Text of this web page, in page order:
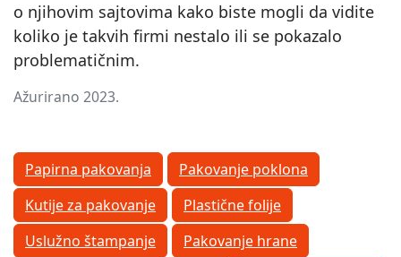
o njihovim sajtovima kako biste mogli da vidite
koliko je takvih firmi nestalo ili se pokazalo
problematičnim.
Ažurirano 2023.
Papirna pakovanja
Pakovanje poklona
Kutije za pakovanje
Plastične folije
Uslužno štampanje
Pakovanje hrane